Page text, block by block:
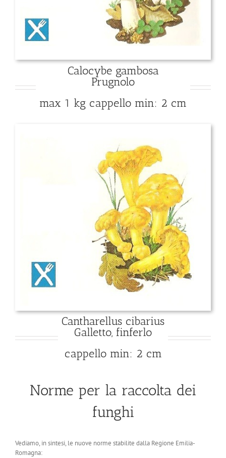
Calocybe gambosa
Prugnolo
max 1 kg cappello min: 2 cm
Cantharellus cibarius
Galletto, finferlo
cappello min: 2 cm
Norme per la raccolta dei
funghi
Vediamo, in sintesi, le nuove norme stabilite dalla Regione Emilia-
Romagna: